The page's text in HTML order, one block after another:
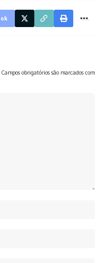
Campos obrigatórios são marcados com